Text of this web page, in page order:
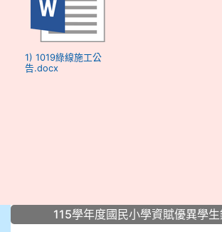
1) 1019綠線施工公
告.docx
::: 115學年度國民小學資賦優異學